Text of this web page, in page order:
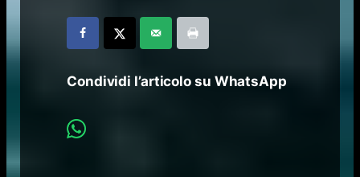
Condividi l’articolo su WhatsApp